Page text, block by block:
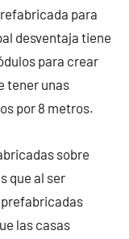
para
desventaja tiene
para crear
tener unas
por 8 metros.
sobre
que al ser
las casas